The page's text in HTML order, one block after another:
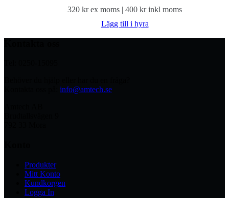
320 krex moms | 400 krinkl moms
Lägg till i hyra
info@amtech.se
Produkter
Mitt Konto
Kundkorgen
Logga In